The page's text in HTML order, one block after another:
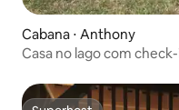
Cabana ⋅ Anthony
Casa no lago com